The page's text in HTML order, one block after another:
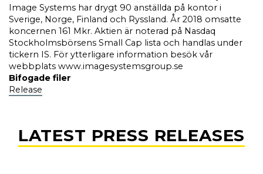
Image Systems har drygt 90 anställda på kontor i
Sverige, Norge, Finland och Ryssland. År 2018 omsatte
koncernen 161 Mkr. Aktien är noterad på Nasdaq
Stockholmsbörsens Small Cap lista och handlas under
tickern IS. För ytterligare information besök vår
webbplats www.imagesystemsgroup.se
Bifogade filer
Release
LATEST PRESS RELEASES